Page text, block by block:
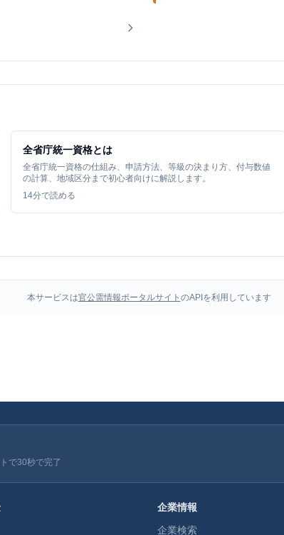
全省庁統一資格とは
全省庁統一資格の仕組み、申請方法、等級の決まり方、付与数値
の計算、地域区分まで初心者向けに解説します。
14分で読める
本サービスは官公需情報ポータルサイト のAPIを利用しています
で30秒で完了
企業情報
企業検索